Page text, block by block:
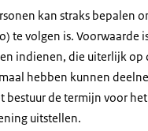
kan straks bepalen
te volgen is.
indienen, die uiterlijk
hebben kunnen
bestuur de termijn voor
uitstellen.